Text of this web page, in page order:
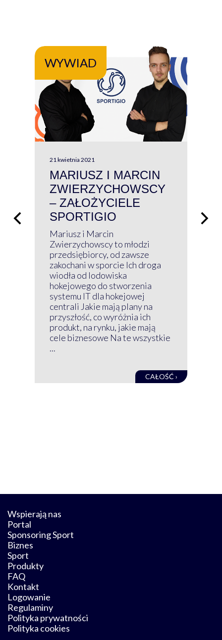
WYWIAD
21 kwietnia 2021
MARIUSZ I MARCIN
ZWIERZYCHOWSCY
– ZAŁOŻYCIELE
SPORTIGIO
Mariusz i Marcin
Zwierzychowscy to młodzi
przedsiębiorcy, od zawsze
zakochani w sporcie Ich droga
wiodła od lodowiska
hokejowego do stworzenia
systemu IT dla hokejowej
centrali Jakie mają plany na
przyszłość, co wyróżnia ich
produkt, na rynku, jakie mają
cele biznesowe Na te wszystkie
...
CAŁOŚĆ ›
Wspierają nas
Portal
Sponsoring Sport
Biznes
Sport
Produkty
FAQ
Kontakt
Logowanie
Regulaminy
Polityka prywatności
Polityka cookies